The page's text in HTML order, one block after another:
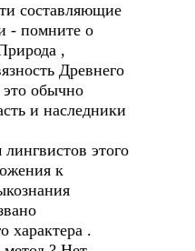
составляющие
- помните о
,
Древнего
обычно
и наследники
этого
к
характера .